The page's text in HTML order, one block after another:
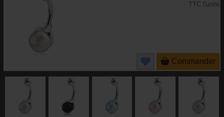
TTC l'unité
Commander